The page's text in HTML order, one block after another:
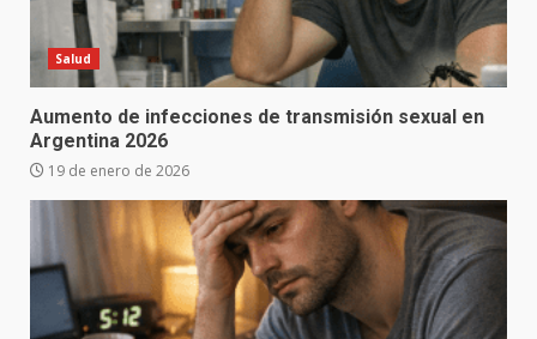
Salud
Aumento de infecciones de transmisión sexual en
Argentina 2026
19 de enero de 2026